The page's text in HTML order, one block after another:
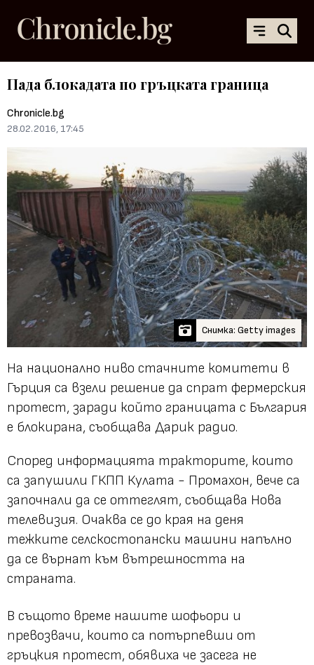
Пада блокадата по гръцката граница
Chronicle.bg
28.02.2016, 17:45
Снимка: Getty images
На национално ниво стачните комитети в
Гърция са взели решение да спрат фермерския
протест, заради който границата с България
е блокирана, съобщава Дарик радио.
Според информацията тракторите, които
са запушили ГКПП Кулата - Промахон, вече са
започнали да се оттеглят, съобщава Нова
телевизия. Очаква се до края на деня
тежките селскостопански машини напълно
да се върнат към вътрешността на
страната.
В същото време нашите шофьори и
превозвачи, които са потърпевши от
гръцкия протест, обявиха че засега не